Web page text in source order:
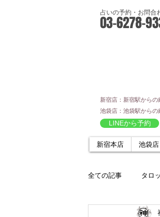
占いの予約・お問合
03-6278-
新宿店：新宿駅からの
池袋店：池袋駅からの
LINEから予約
新宿本店 池袋店
全ての記事 タロ